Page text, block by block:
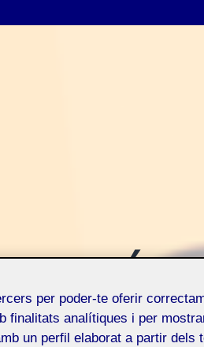
per poder-te oferir
finalitats analítiques i per
un perfil elaborat a partir dels